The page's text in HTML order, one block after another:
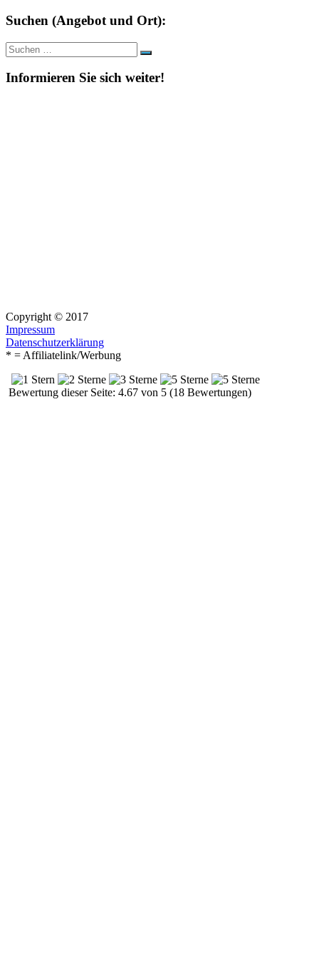
Suchen (Angebot und Ort):
Suche
nach:
Suchen
Informieren Sie sich weiter!
Copyright © 2017
Impressum
Datenschutzerklärung
* = Affiliatelink/Werbung
Bewertung dieser Seite: 4.67 von 5 (18 Bewertungen)